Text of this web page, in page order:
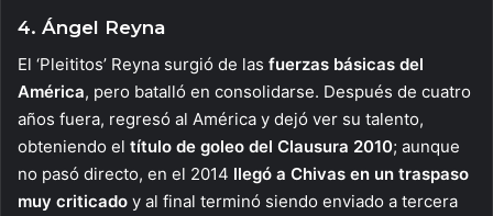
4. Ángel Reyna
El ‘Pleititos’ Reyna surgió de las fuerzas básicas del
América, pero batalló en consolidarse. Después de cuatro
años fuera, regresó al América y dejó ver su talento,
obteniendo el título de goleo del Clausura 2010; aunque
no pasó directo, en el 2014 llegó a Chivas en un traspaso
muy criticado y al final terminó siendo enviado a tercera